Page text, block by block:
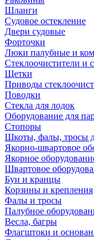
Шланги
Судовое остекление
Двери судовые
Форточки
Люки палубные и
Стеклоочистители и
Щетки
Приводы
Поводки
Стекла для лодок
Оборудование для
Стопоры
Шкоты, фалы, тросы
Якорно-швартовое
Якорное
Швартовое
Буи и кранцы
Корзины и крепления
Фалы и тросы
Палубное
Весла, багры
Флагштоки и